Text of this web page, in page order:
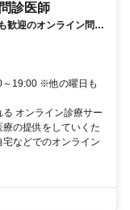
診医師
歓迎のオンライン問診
～19:00 ※他の曜日も
オンライン診療サー
の提供をしていくた
などでのオンライン